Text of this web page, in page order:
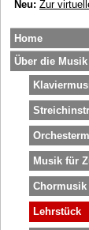
Neu: Zur
Home
Über die
Musik für
Chormusik
Lehrstück